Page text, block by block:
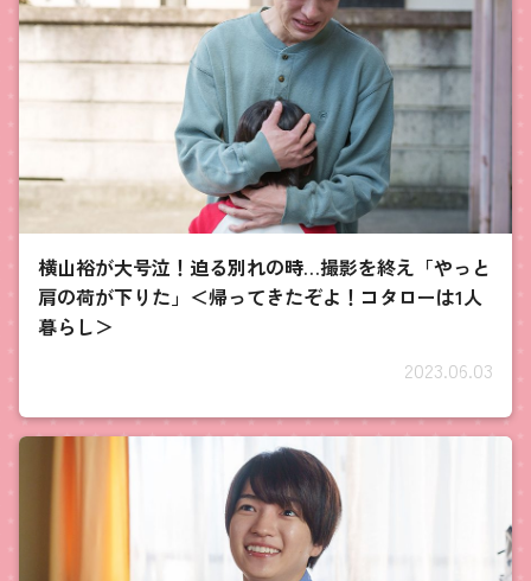
横山裕が大号泣！迫る別れの時…撮影を終え「やっと
肩の荷が下りた」＜帰ってきたぞよ！コタローは1人
暮らし＞
2023.06.03